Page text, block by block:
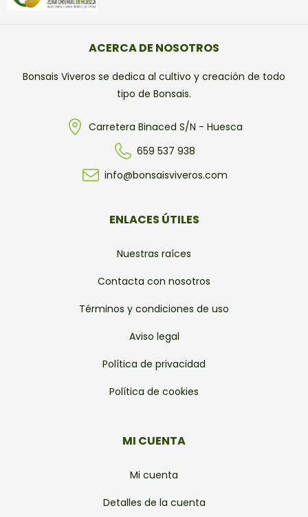
ACERCA DE NOSOTROS
Bonsais Viveros se dedica al cultivo y creación de todo
tipo de Bonsais.
Carretera Binaced S/N - Huesca
659 537 938
info@bonsaisviveros.com
ENLACES ÚTILES
Nuestras raíces
Contacta con nosotros
Términos y condiciones de uso
Aviso legal
Política de privacidad
Política de cookies
MI CUENTA
Mi cuenta
Detalles de la cuenta